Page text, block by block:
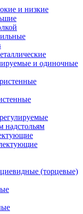
и низкие
и одиночные
надстольям
(торцевые)